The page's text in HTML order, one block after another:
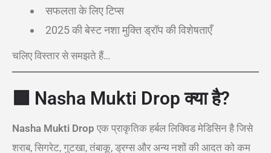
सफलता के लिए टिप्स
2025 की बेस्ट नशा मुक्ति ड्रॉप की विशेषताएँ
चलिए विस्तार से समझते हैं…
🟩 Nasha Mukti Drop क्या है?
Nasha Mukti Drop एक प्राकृतिक हर्बल लिक्विड मेडिसिन है जिसे
शराब, सिगरेट, गुटखा, तंबाकू, ड्रग्स और अन्य नशों की आदत को कम